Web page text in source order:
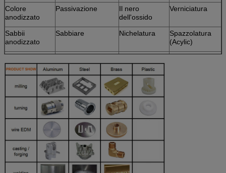
Colore
anodizzato
Passivazione
Il nero
dell'ossido
Verniciatura
Sabbii
anodizzato
Sabbiare Nichelatura
Spazzolatura
(Acylic)
cromo
Spazzolatura
Carburato
Polacco
Trattamento
caldo
Polvere
ricoperta